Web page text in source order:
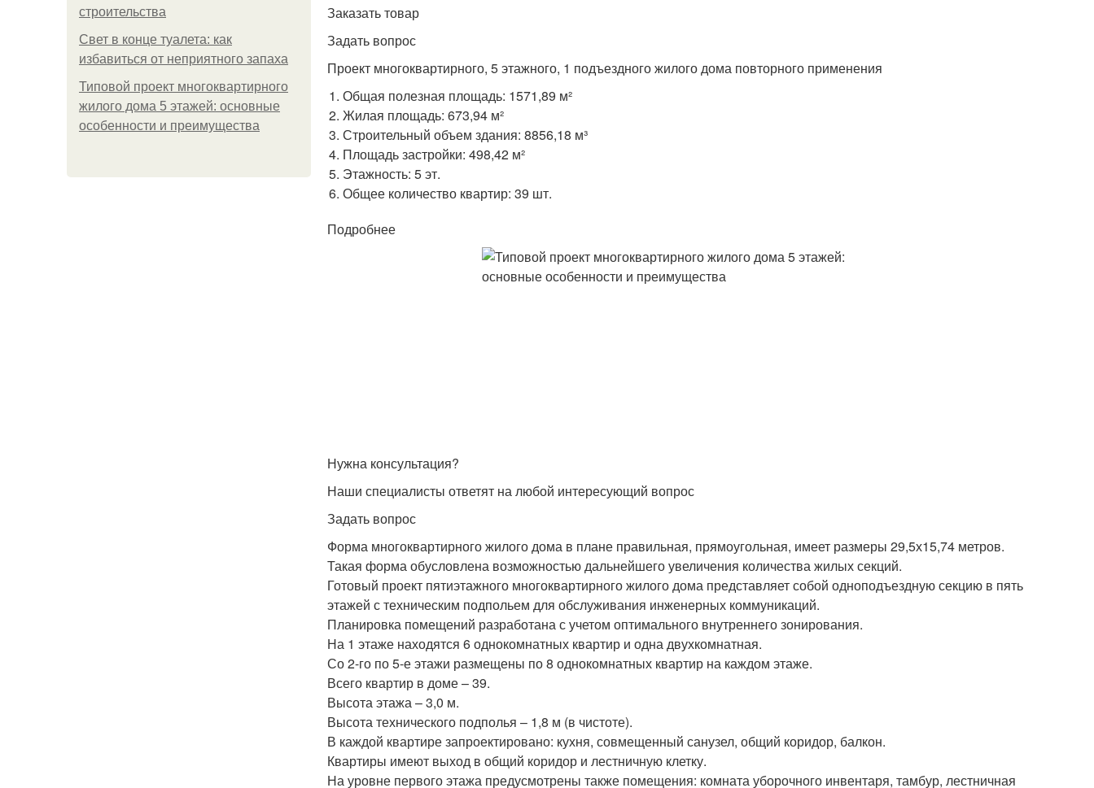
строительства
Свет в конце туалета: как
избавиться от неприятного запаха
Типовой проект многоквартирного
жилого дома 5 этажей: основные
особенности и преимущества
Заказать товар
Задать вопрос
Проект многоквартирного, 5 этажного, 1 подъездного жилого дома повторного применения
Общая полезная площадь: 1571,89 м²
Жилая площадь: 673,94 м²
Строительный объем здания: 8856,18 м³
Площадь застройки: 498,42 м²
Этажность: 5 эт.
Общее количество квартир: 39 шт.
Подробнее
Нужна консультация?
Наши специалисты ответят на любой интересующий вопрос
Задать вопрос
Форма многоквартирного жилого дома в плане правильная, прямоугольная, имеет размеры 29,5х15,74 метров.
Такая форма обусловлена возможностью дальнейшего увеличения количества жилых секций.
Готовый проект пятиэтажного многоквартирного жилого дома представляет собой одноподъездную секцию в пять
этажей с техническим подпольем для обслуживания инженерных коммуникаций.
Планировка помещений разработана с учетом оптимального внутреннего зонирования.
На 1 этаже находятся 6 однокомнатных квартир и одна двухкомнатная.
Со 2-го по 5-е этажи размещены по 8 однокомнатных квартир на каждом этаже.
Всего квартир в доме – 39.
Высота этажа – 3,0 м.
Высота технического подполья – 1,8 м (в чистоте).
В каждой квартире запроектировано: кухня, совмещенный санузел, общий коридор, балкон.
Квартиры имеют выход в общий коридор и лестничную клетку.
На уровне первого этажа предусмотрены также помещения: комната уборочного инвентаря, тамбур, лестничная